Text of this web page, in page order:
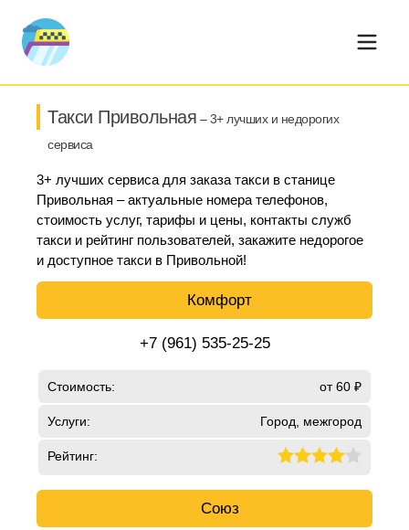
Такси Привольная – 3+ лучших и недорогих
сервиса
3+ лучших сервиса для заказа такси в станице
Привольная – актуальные номера телефонов,
стоимость услуг, тарифы и цены, контакты служб
такси и рейтинг пользователей, закажите недорогое
и доступное такси в Привольной!
Комфорт
+7 (961) 535-25-25
Стоимость: от 60 ₽
Услуги: Город, межгород
Рейтинг:
Союз